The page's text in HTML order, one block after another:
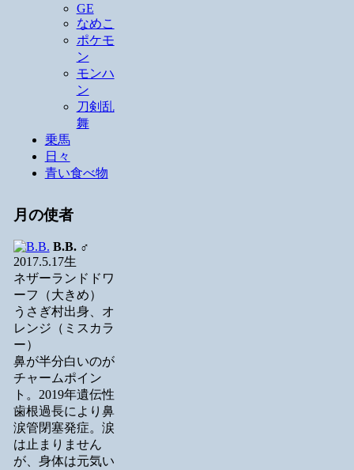
GE
なめこ
ポケモ
ン
モンハ
ン
刀剣乱
舞
乗馬
日々
青い食べ物
月の使者
B.B.♂
2017.5.17生
ネザーランドドワ
ーフ（大きめ）
うさぎ村出身、オ
レンジ（ミスカラ
ー）
鼻が半分白いのが
チャームポイン
ト。2019年遺伝性
歯根過長により鼻
涙管閉塞発症。涙
は止まりません
が、身体は元気い